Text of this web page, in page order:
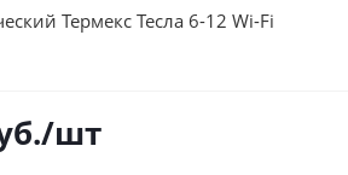
Термекс Тесла 6-12 Wi-Fi
/шт